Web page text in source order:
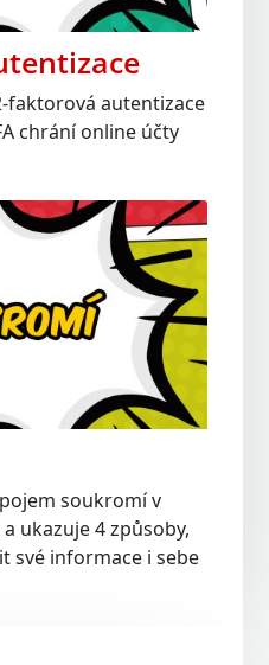
faktorová autentizace
chrání online účty
soukromí v
ukazuje 4 způsoby,
své informace i sebe